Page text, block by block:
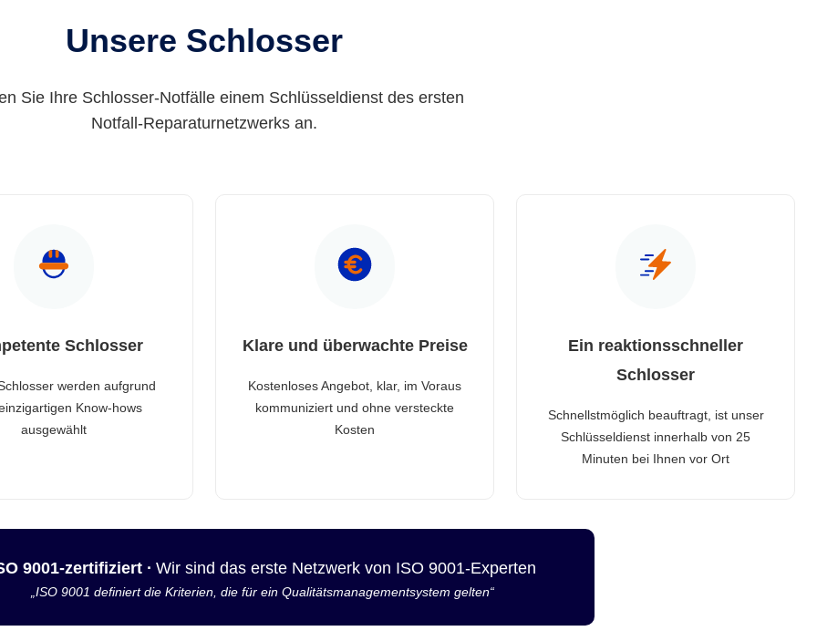
Unsere Schlosser
Sie Ihre Schlosser-Notfälle einem Schlüsseldienst des ersten
Notfall-Reparaturnetzwerks an.
Schlosser
werden aufgrund
Know-hows
ausgewählt
Klare und überwachte Preise
Kostenloses Angebot, klar, im Voraus
kommuniziert und ohne versteckte
Kosten
Ein reaktionsschneller
Schlosser
Schnellstmöglich beauftragt, ist unser
Schlüsseldienst innerhalb von 25
Minuten bei Ihnen vor Ort
9001-zertifiziert · Wir sind das erste Netzwerk von ISO 9001-Experten
„ISO 9001 definiert die Kriterien, die für ein Qualitätsmanagementsystem gelten“